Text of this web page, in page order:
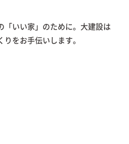
「いい家」のために。大建設は
をお手伝いします。